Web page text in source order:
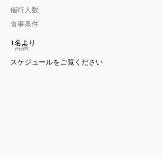
催行人数
食事条件
言語
1名より
スケジュールをご覧ください